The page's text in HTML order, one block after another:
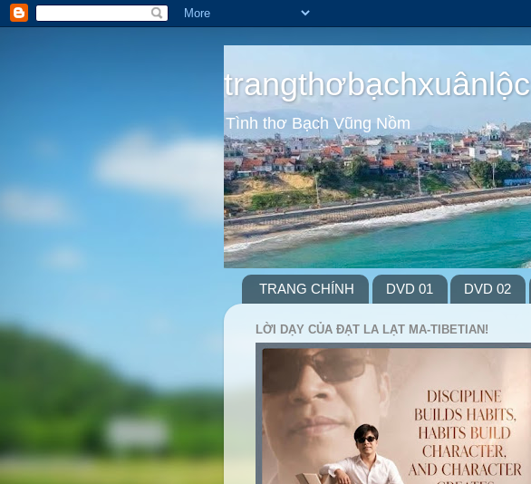
trangthơbạchxuânlộc
Tình thơ Bạch Vũng Nồm
TRANG CHÍNH DVD 01 DVD 02
LỜI DẠY CỦA ĐẠT LA LẠT MA-TIBETIAN!